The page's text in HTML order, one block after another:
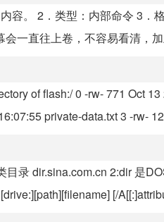
。 2．类型：内部命令 3．
一直往上卷，不容易看清，
of flash:/ 0 -rw- 771 Oct
private-data.txt 3 -rw-
录 dir.sina.com.cn 2:dir 是
[/